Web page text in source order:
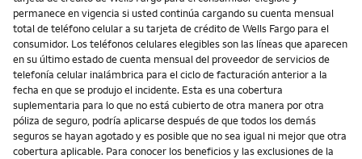
permanece en vigencia si usted continúa cargando su cuenta mensual
total de teléfono celular a su tarjeta de crédito de Wells Fargo para el
consumidor. Los teléfonos celulares elegibles son las líneas que aparecen
en su último estado de cuenta mensual del proveedor de servicios de
telefonía celular inalámbrica para el ciclo de facturación anterior a la
fecha en que se produjo el incidente. Esta es una cobertura
suplementaria para lo que no está cubierto de otra manera por otra
póliza de seguro, podría aplicarse después de que todos los demás
seguros se hayan agotado y es posible que no sea igual ni mejor que otra
cobertura aplicable. Para conocer los beneficios y las exclusiones de la